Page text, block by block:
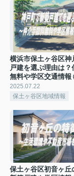
横浜市保土ヶ谷区神
戸建を選ぶ理由は？
無料や学区交通情報
2025.07.22
保土ヶ谷区地域情報
保土ヶ谷区初音ヶ丘